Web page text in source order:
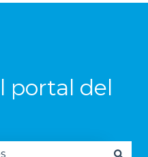
portal del